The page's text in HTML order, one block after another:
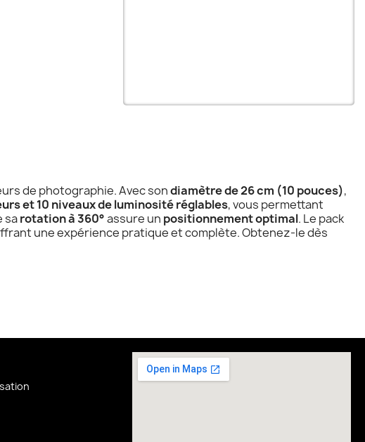
de photographie. Avec sondiamètre de 26 cm (10 pouces),
et 10 niveaux de luminosité réglables, vous permettant
sarotation à 360°assure un positionnement optimal. Le pack
une expérience pratique et complète. Obtenez-le dès